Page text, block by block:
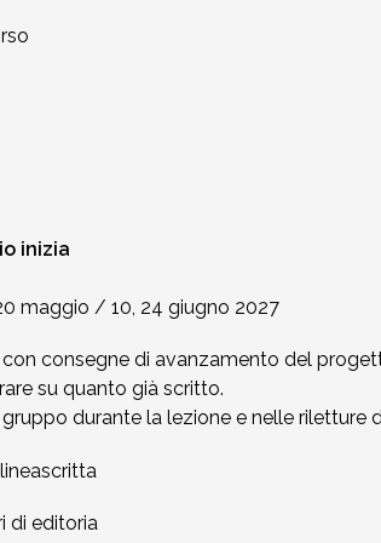
inizia
maggio / 10, 24 giugno 2027
consegne di avanzamento del
su quanto già scritto.
durante la lezione e nelle riletture
di editoria